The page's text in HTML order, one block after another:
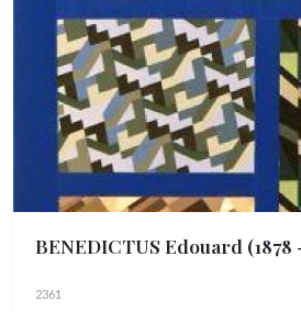
BENEDICTUS Edouard (1878
2361